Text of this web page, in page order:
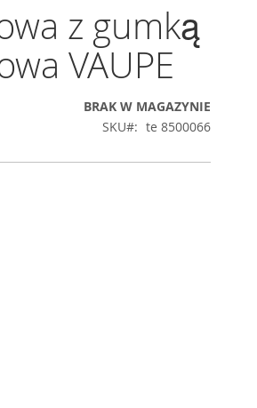
z gumką
VAUPE
BRAK W MAGAZYNIE
SKU
te 8500066